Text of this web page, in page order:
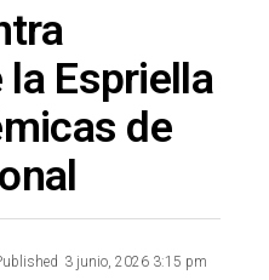
Espriella
de
3 junio, 2026 3:15 pm